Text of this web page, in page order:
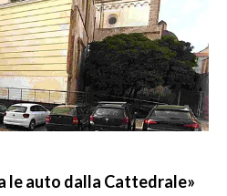
le auto dalla Cattedrale»